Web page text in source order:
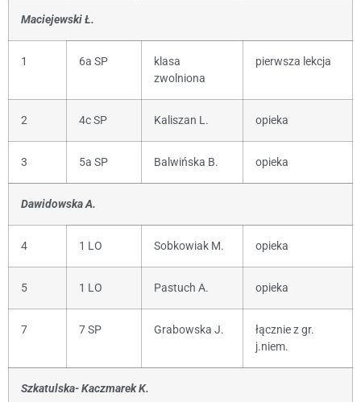
Maciejewski Ł.
1 6a SP
klasa
zwolniona
pierwsza lekcja
2 4c SP Kaliszan L. opieka
3 5a SP Balwińska B. opieka
Dawidowska A.
4 1 LO Sobkowiak M. opieka
5 1 LO Pastuch A. opieka
7 7 SP Grabowska J.
łącznie z gr.
j.niem.
Szkatulska- Kaczmarek K.